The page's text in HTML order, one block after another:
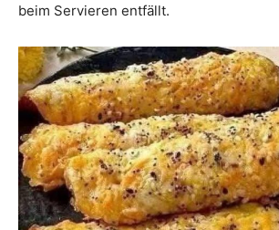
beim Servieren entfällt.